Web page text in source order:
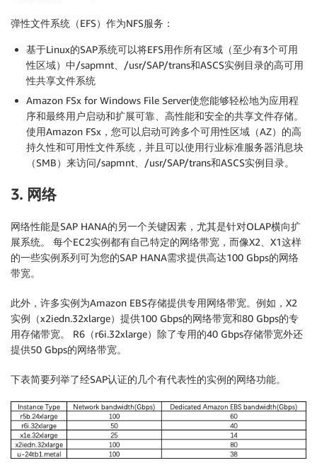
弹性文件系统（EFS）作为NFS服务：
基于Linux的SAP系统可以将EFS用作所有区域（至少有3个可用
性区域）中/sapmnt、/usr/SAP/trans和ASCS实例目录的高可用
性共享文件系统
Amazon FSx for Windows File Server使您能够轻松地为应用程
序和最终用户启动和扩展可靠、高性能和安全的共享文件存储。
使用Amazon FSx，您可以启动可跨多个可用性区域（AZ）的高
持久性和可用性文件系统，并且可以使用行业标准服务器消息块
（SMB）来访问/sapmnt、/usr/SAP/trans和ASCS实例目录。
3. 网络
网络性能是SAP HANA的另一个关键因素，尤其是针对OLAP横向扩
展系统。 每个EC2实例都有自己特定的网络带宽，而像X2、X1这样
的一些实例系列可为您的SAP HANA需求提供高达100 Gbps的网络
带宽。
此外，许多实例为Amazon EBS存储提供专用网络带宽。例如，X2
实例（x2iedn.32xlarge）提供100 Gbps的网络带宽和80 Gbps的专
用存储带宽。 R6（r6i.32xlarge）除了专用的40 Gbps存储带宽外还
提供50 Gbps的网络带宽。
下表简要列举了经SAP认证的几个有代表性的实例的网络功能。